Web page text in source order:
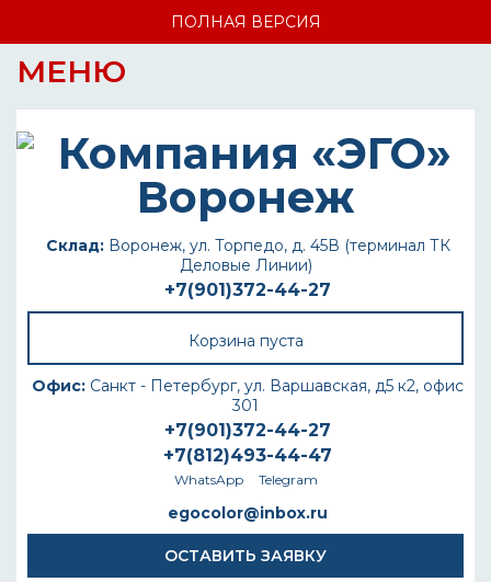
ПОЛНАЯ ВЕРСИЯ
МЕНЮ
Склад:Воронеж, ул. Торпедо, д. 45В (терминал ТК
Деловые Линии)
+7(901)372-44-27
Корзина пуста
Офис: Санкт - Петербург, ул. Варшавская, д5 к2, офис
301
+7(901)372-44-27
+7(812)493-44-47
WhatsApp Telegram
egocolor@inbox.ru
ОСТАВИТЬ ЗАЯВКУ